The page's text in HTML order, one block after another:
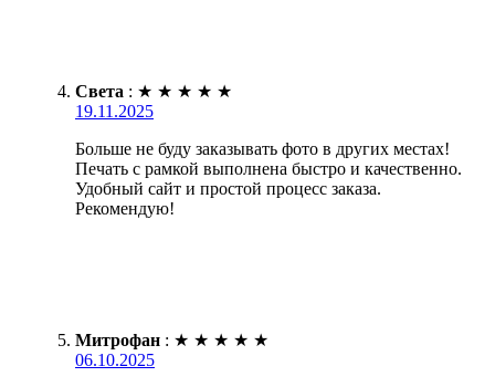
Света : ★ ★ ★ ★ ★
19.11.2025
Больше не буду заказывать фото в других местах!
Печать с рамкой выполнена быстро и качественно.
Удобный сайт и простой процесс заказа.
Рекомендую!
Митрофан : ★ ★ ★ ★ ★
06.10.2025